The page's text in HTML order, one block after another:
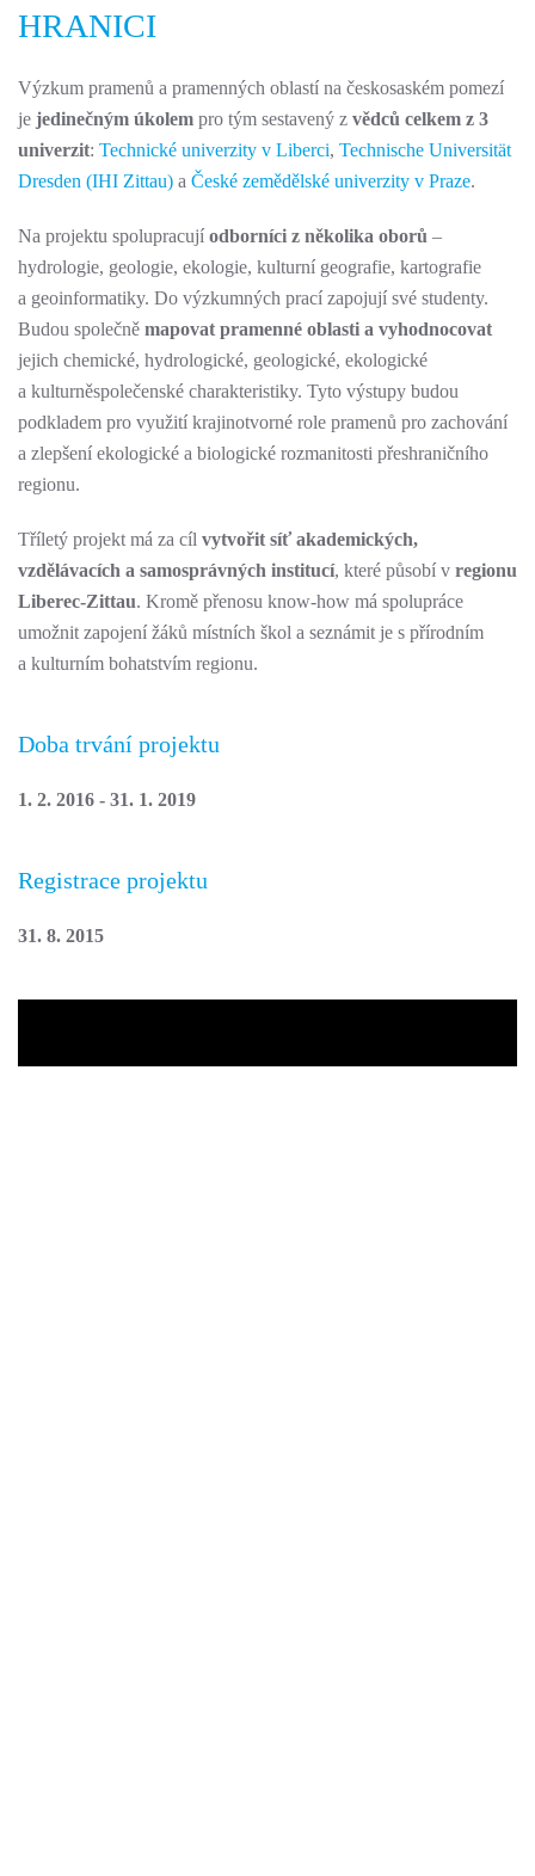
HRANICI
Výzkum pramenů a pramenných oblastí na českosaském pomezí
je jedinečným úkolem pro tým sestavený z vědců celkem z 3
univerzit: Technické univerzity v Liberci, Technische Universität
Dresden (IHI Zittau) a České zemědělské univerzity v Praze.
Na projektu spolupracují odborníci z několika oborů –
hydrologie, geologie, ekologie, kulturní geografie, kartografie
a geoinformatiky. Do výzkumných prací zapojují své studenty.
Budou společně mapovat pramenné oblasti a vyhodnocovat
jejich chemické, hydrologické, geologické, ekologické
a kulturněspolečenské charakteristiky. Tyto výstupy budou
podkladem pro využití krajinotvorné role pramenů pro zachování
a zlepšení ekologické a biologické rozmanitosti přeshraničního
regionu.
Tříletý projekt má za cíl vytvořit síť akademických,
vzdělávacích a samosprávných institucí, které působí v regionu
Liberec-Zittau. Kromě přenosu know-how má spolupráce
umožnit zapojení žáků místních škol a seznámit je s přírodním
a kulturním bohatstvím regionu.
Doba trvání projektu
1. 2. 2016 - 31. 1. 2019
Registrace projektu
31. 8. 2015